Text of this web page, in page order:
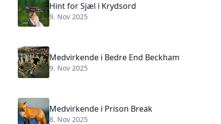
Hint for Sjæl i Krydsord
9. Nov 2025
Medvirkende i Bedre End Beckham
9. Nov 2025
Medvirkende i Prison Break
8. Nov 2025